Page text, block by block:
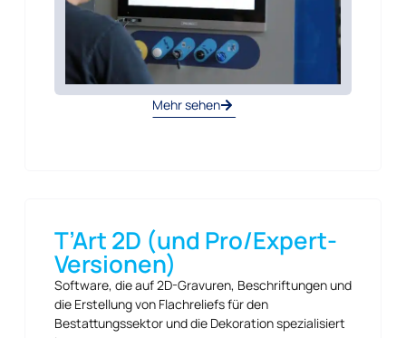
Mehr sehen
T’Art 2D (und Pro/Expert-
Versionen)
Software, die auf 2D-Gravuren, Beschriftungen und
die Erstellung von Flachreliefs für den
Bestattungssektor und die Dekoration spezialisiert